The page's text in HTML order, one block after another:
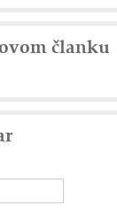
članku